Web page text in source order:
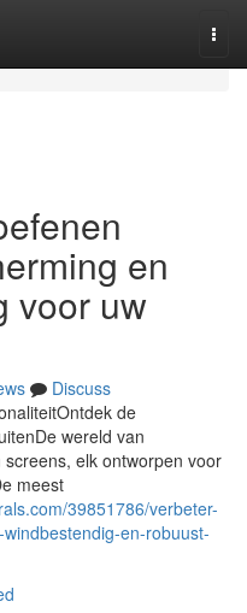
en
voor uw
Discuss
de
wereld van
elk ontworpen voor
meest
39851786/verbeter-
en-robuust-